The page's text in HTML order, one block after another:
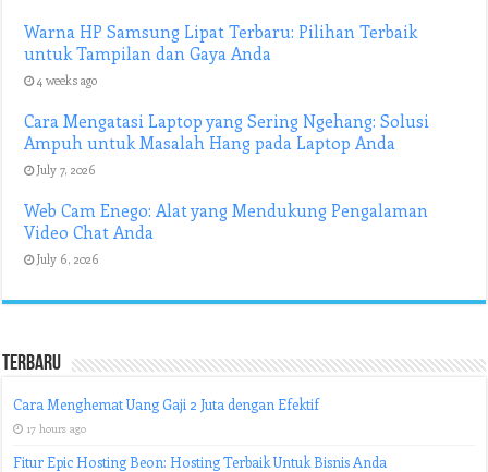
Warna HP Samsung Lipat Terbaru: Pilihan Terbaik
untuk Tampilan dan Gaya Anda
4 weeks ago
Cara Mengatasi Laptop yang Sering Ngehang: Solusi
Ampuh untuk Masalah Hang pada Laptop Anda
July 7, 2026
Web Cam Enego: Alat yang Mendukung Pengalaman
Video Chat Anda
July 6, 2026
Terbaru
Cara Menghemat Uang Gaji 2 Juta dengan Efektif
17 hours ago
Fitur Epic Hosting Beon: Hosting Terbaik Untuk Bisnis Anda